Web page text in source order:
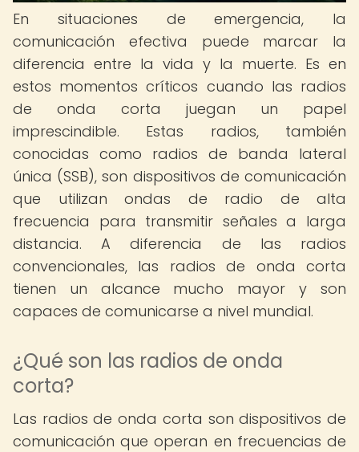
En situaciones de emergencia, la
comunicación efectiva puede marcar la
diferencia entre la vida y la muerte. Es en
estos momentos críticos cuando las radios
de onda corta juegan un papel
imprescindible. Estas radios, también
conocidas como radios de banda lateral
única (SSB), son dispositivos de comunicación
que utilizan ondas de radio de alta
frecuencia para transmitir señales a larga
distancia. A diferencia de las radios
convencionales, las radios de onda corta
tienen un alcance mucho mayor y son
capaces de comunicarse a nivel mundial.
¿Qué son las radios de onda
corta?
Las radios de onda corta son dispositivos de
comunicación que operan en frecuencias de